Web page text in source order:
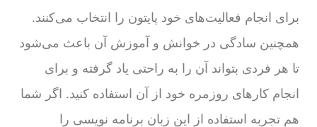
برای انجام فعالیت‌های خود پایتون را انتخاب می‌کنند.
همچنین سادگی در خوانش و آموزش آن باعث می‌شود
تا هر فردی بتواند آن را به راحتی یاد گرفته و برای
انجام کارهای روزمره خود از آن استفاده کنید. اگر شما
هم تجربه استفاده از این زبان برنامه نویسی را